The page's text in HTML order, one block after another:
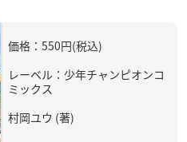
価格：550円(税込)
レーベル：少年チャンピオンコ
ミックス
村岡ユウ (著)